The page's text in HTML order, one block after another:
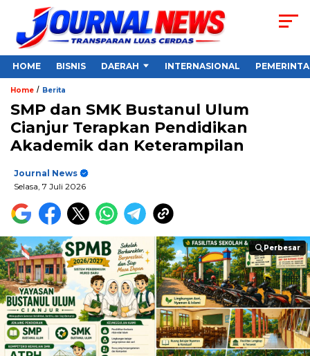
HOME BISNIS DAERAH INTERNASIONAL
Home / Berita
SMP dan SMK Bustanul Ulum
Cianjur Terapkan Pendidikan
Akademik dan Keterampilan
Journal News
Selasa, 7 Juli 2026
Perbesar
Perbesar